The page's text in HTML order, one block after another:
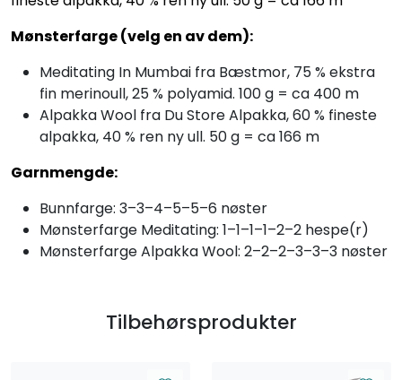
Mønsterfarge (velg en av dem):
Meditating In Mumbai fra Bæstmor, 75 % ekstra
fin merinoull, 25 % polyamid. 100 g = ca 400 m
Alpakka Wool fra Du Store Alpakka, 60 % fineste
alpakka, 40 % ren ny ull. 50 g = ca 166 m
Garnmengde:
Bunnfarge: 3–3–4–5–5–6 nøster
Mønsterfarge Meditating: 1–1–1–1–2–2 hespe(r)
Mønsterfarge Alpakka Wool: 2–2–2–3–3–3 nøster
Tilbehørsprodukter